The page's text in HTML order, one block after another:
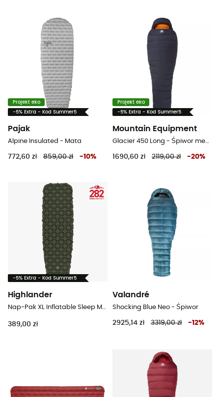
Projekt eko
-5% Extra - Kod Summer5
Pajak
Alpine Insulated - Mata
772,60 zł 859,00 zł -10%
Projekt eko
-5% Extra - Kod Summer5
Mountain Equipment
1690,60 zł 2119,00 zł -20%
-5% Extra - Kod Summer5
Highlander
389,00 zł
Valandré
Shocking Blue Neo - Śpiwor
2925,14 zł 3319,00 zł -12%